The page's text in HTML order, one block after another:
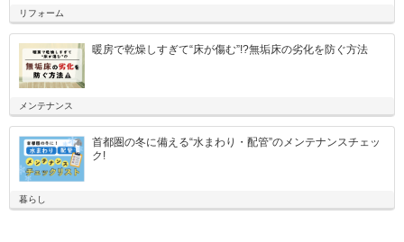
リフォーム
暖房で乾燥しすぎて“床が傷む”!?無垢床の劣化を防ぐ方法
メンテナンス
首都圏の冬に備える“水まわり・配管”のメンテナンスチェッ
ク!
暮らし